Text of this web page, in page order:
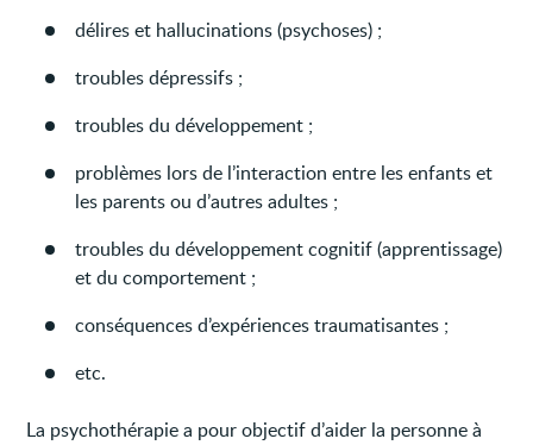
délires et hallucinations (psychoses) ;
troubles dépressifs ;
troubles du développement ;
problèmes lors de l’interaction entre les enfants et
les parents ou d’autres adultes ;
troubles du développement cognitif (apprentissage)
et du comportement ;
conséquences d’expériences traumatisantes ;
etc.
La psychothérapie a pour objectif d’aider la personne à